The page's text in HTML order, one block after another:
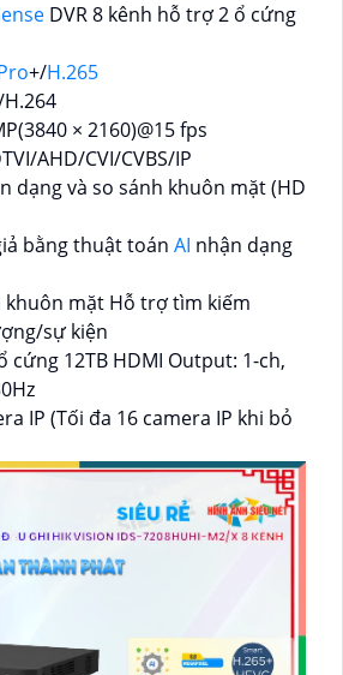
DVR 8 kênh hỗ trợ 2 ổ cứng
+/H.265
× 2160)@15 fps
AHD/CVI/CVBS/IP
dạng và so sánh khuôn mặt (HD
bằng thuật toán AI nhận dạng
mặt Hỗ trợ tìm kiếm
sự kiện
cứng 12TB HDMI Output: 1-ch,
IP (Tối đa 16 camera IP khi bỏ